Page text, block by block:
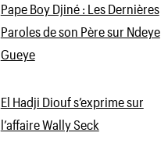
Pape Boy Djiné : Les Dernières
Paroles de son Père sur Ndeye
Gueye
El Hadji Diouf s’exprime sur
l’affaire Wally Seck